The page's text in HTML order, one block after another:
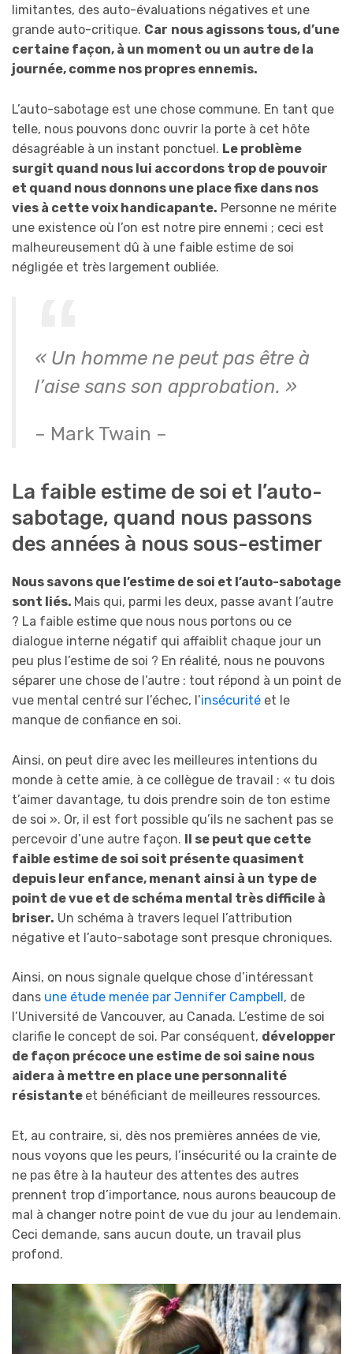
limitantes, des auto-évaluations négatives et une
grande auto-critique. Car nous agissons tous, d’une
certaine façon, à un moment ou un autre de la
journée, comme nos propres ennemis.
L’auto-sabotage est une chose commune. En tant que
telle, nous pouvons donc ouvrir la porte à cet hôte
désagréable à un instant ponctuel. Le problème
surgit quand nous lui accordons trop de pouvoir
et quand nous donnons une place fixe dans nos
vies à cette voix handicapante. Personne ne mérite
une existence où l’on est notre pire ennemi ; ceci est
malheureusement dû à une faible estime de soi
négligée et très largement oubliée.
« Un homme ne peut pas être à
l’aise sans son approbation. »
– Mark Twain –
La faible estime de soi et l’auto-
sabotage, quand nous passons
des années à nous sous-estimer
Nous savons que l’estime de soi et l’auto-sabotage
sont liés. Mais qui, parmi les deux, passe avant l’autre
? La faible estime que nous nous portons ou ce
dialogue interne négatif qui affaiblit chaque jour un
peu plus l’estime de soi ? En réalité, nous ne pouvons
séparer une chose de l’autre : tout répond à un point de
vue mental centré sur l’échec, l’insécurité et le
manque de confiance en soi.
Ainsi, on peut dire avec les meilleures intentions du
monde à cette amie, à ce collègue de travail : « tu dois
t’aimer davantage, tu dois prendre soin de ton estime
de soi ». Or, il est fort possible qu’ils ne sachent pas se
percevoir d’une autre façon. Il se peut que cette
faible estime de soi soit présente quasiment
depuis leur enfance, menant ainsi à un type de
point de vue et de schéma mental très difficile à
briser. Un schéma à travers lequel l’attribution
négative et l’auto-sabotage sont presque chroniques.
Ainsi, on nous signale quelque chose d’intéressant
dans une étude menée par Jennifer Campbell , de
l’Université de Vancouver, au Canada. L’estime de soi
clarifie le concept de soi. Par conséquent, d évelopper
de façon précoce une estime de soi saine nous
aidera à mettre en place une personnalité
résistante et bénéficiant de meilleures ressources.
Et, au contraire, si, dès nos premières années de vie,
nous voyons que les peurs, l’insécurité ou la crainte de
ne pas être à la hauteur des attentes des autres
prennent trop d’importance, nous aurons beaucoup de
mal à changer notre point de vue du jour au lendemain.
Ceci demande, sans aucun doute, un travail plus
profond.